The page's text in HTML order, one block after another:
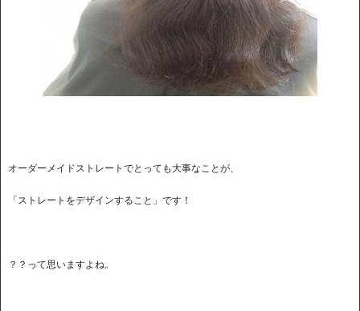
オーダーメイドストレートでとっても大事なことが、
「ストレートをデザインすること」です！
？？って思いますよね。